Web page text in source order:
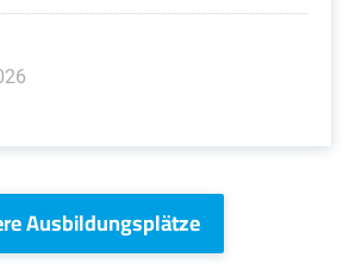
Ausbildungsplätze